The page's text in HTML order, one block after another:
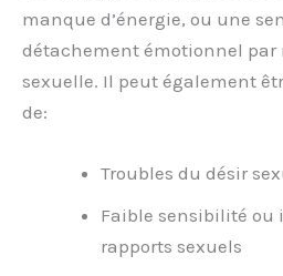
manque d’énergie, ou une
détachement émotionnel par
sexuelle. Il peut également
de:
Troubles du désir
Faible sensibilité ou
rapports sexuels